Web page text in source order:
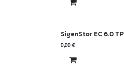
SigenStor EC 6.0 TP
0,00€